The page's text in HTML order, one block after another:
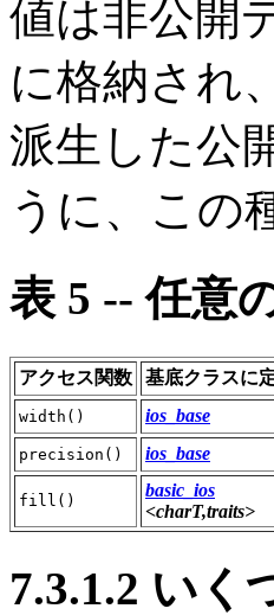
値は非公開
に格納され
派生した公
うに、この
表 5 -- 任意
アクセス関数 基底クラスに
width() ios_base
precision() ios_base
fill()
basic_ios
<charT,traits>
7.3.1.2 い